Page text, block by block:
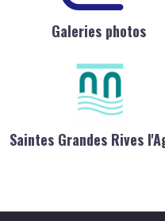
Galeries photos
Saintes Grandes Rives